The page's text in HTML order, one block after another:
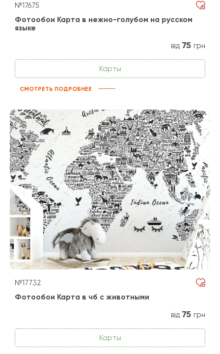
№17675
Фотообои Карта в нежно-голубом на русском
языке
від 75 грн
Карты
СМОТРЕТЬ ПОДРОБНЕЕ
№17732
Фотообои Карта в чб с животными
від 75 грн
Карты